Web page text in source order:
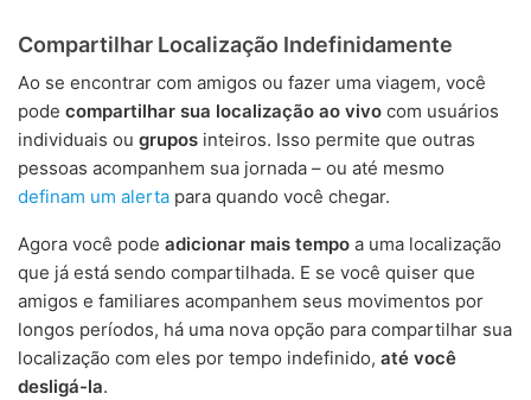
Compartilhar Localização Indefinidamente
Ao se encontrar com amigos ou fazer uma viagem, você
pode compartilhar sua localização ao vivo com usuários
individuais ou grupos inteiros. Isso permite que outras
pessoas acompanhem sua jornada – ou até mesmo
definam um alerta para quando você chegar.
Agora você pode adicionar mais tempo a uma localização
que já está sendo compartilhada. E se você quiser que
amigos e familiares acompanhem seus movimentos por
longos períodos, há uma nova opção para compartilhar sua
localização com eles por tempo indefinido, até você
desligá-la.